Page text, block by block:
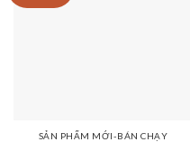
SẢN PHẨM MỚI-BÁN CHẠY